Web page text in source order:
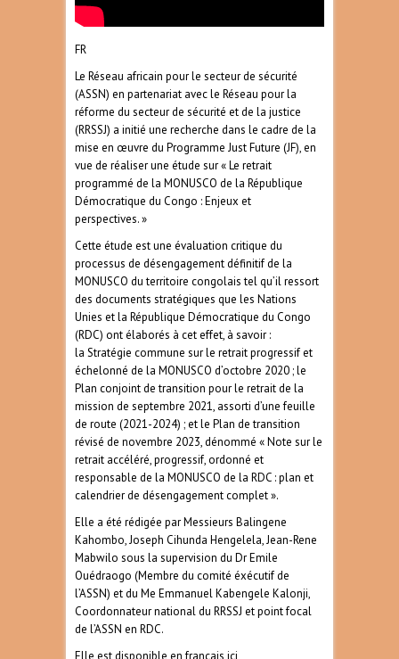
FR
Le Réseau africain pour le secteur de sécurité
(ASSN) en partenariat avec le Réseau pour la
réforme du secteur de sécurité et de la justice
(RRSSJ) a initié une recherche dans le cadre de la
mise en œuvre du Programme Just Future (JF), en
vue de réaliser une étude sur « Le retrait
programmé de la MONUSCO de la République
Démocratique du Congo : Enjeux et
perspectives. »
Cette étude est une évaluation critique du
processus de désengagement définitif de la
MONUSCO du territoire congolais tel qu’il ressort
des documents stratégiques que les Nations
Unies et la République Démocratique du Congo
(RDC) ont élaborés à cet effet, à savoir :
la Stratégie commune sur le retrait progressif et
échelonné de la MONUSCO d’octobre 2020 ; le
Plan conjoint de transition pour le retrait de la
mission de septembre 2021, assorti d’une feuille
de route (2021-2024) ; et le Plan de transition
révisé de novembre 2023, dénommé « Note sur le
retrait accéléré, progressif, ordonné et
responsable de la MONUSCO de la RDC : plan et
calendrier de désengagement complet ».
Elle a été rédigée par Messieurs Balingene
Kahombo, Joseph Cihunda Hengelela, Jean-Rene
Mabwilo sous la supervision du Dr Emile
Ouédraogo (Membre du comité éxécutif de
l’ASSN) et du Me Emmanuel Kabengele Kalonji,
Coordonnateur national du RRSSJ et point focal
de l’ASSN en RDC.
Elle est disponible en français ici